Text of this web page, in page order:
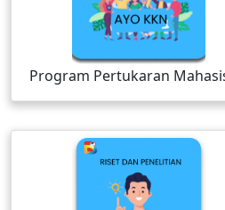
Program Pertukaran